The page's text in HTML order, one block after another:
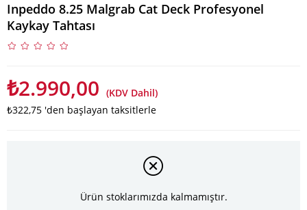
Inpeddo 8.25 Malgrab Cat Deck Profesyonel
Kaykay Tahtası
₺2.990,00 (KDV Dahil)
₺322,75 'den başlayan taksitlerle
Ürün stoklarımızda kalmamıştır.